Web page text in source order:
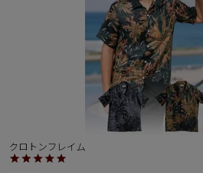
クロトンフレイム